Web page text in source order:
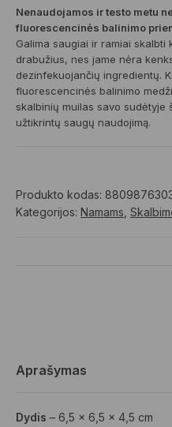
Nenaudojamos ir testo metu
fluorescencinės balinimo
Galima saugiai ir ramiai
drabužius, nes jame nėra
dezinfekuojančių ingredientų.
fluorescencinės balinimo
skalbinių muilas savo sudėtyje
užtikrintų saugų naudojimą.
Produkto kodas:
Kategorijos: Namams
Aprašymas
Dydis – 6,5 x 6,5 x 4,5 cm